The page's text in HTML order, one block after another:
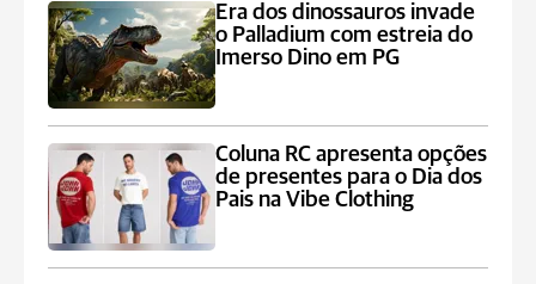
Era dos dinossauros invade
o Palladium com estreia do
Imerso Dino em PG
Coluna RC apresenta opções
de presentes para o Dia dos
Pais na Vibe Clothing